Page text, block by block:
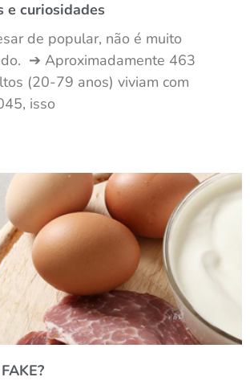
e curiosidades
de popular, não é muito
➔ Aproximadamente 463
(20-79 anos) viviam com
isso